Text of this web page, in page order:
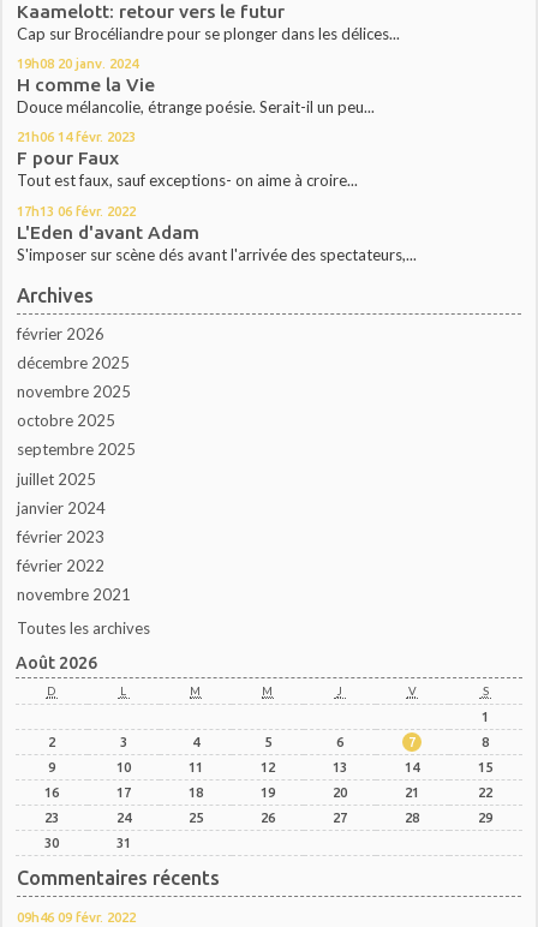
Kaamelott: retour vers le futur
Cap sur Brocéliandre pour se plonger dans les délices...
19h08 20 janv. 2024
H comme la Vie
Douce mélancolie, étrange poésie. Serait-il un peu...
21h06 14 févr. 2023
F pour Faux
Tout est faux, sauf exceptions- on aime à croire...
17h13 06 févr. 2022
L'Eden d'avant Adam
S'imposer sur scène dés avant l'arrivée des spectateurs,...
Archives
février 2026
décembre 2025
novembre 2025
octobre 2025
septembre 2025
juillet 2025
janvier 2024
février 2023
février 2022
novembre 2021
Toutes les archives
Août 2026
D L M M J V S
1
2
3 4 5 6 7
8
9
10 11 12 13 14
15
16
17 18 19 20 21
22
23
24 25 26 27 28
29
30
31
Commentaires récents
09h46 09 févr. 2022